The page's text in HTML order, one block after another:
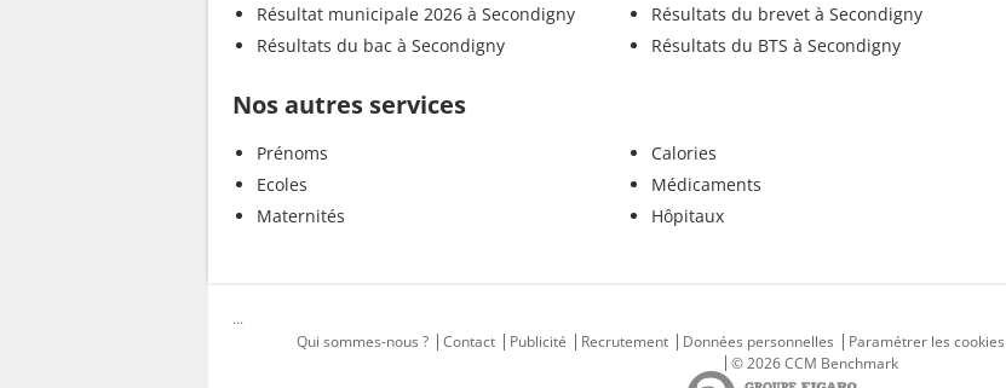
Résultat municipale 2026 à Secondigny
Résultats du bac à Secondigny
Résultats du brevet à Secondigny
Résultats du BTS à Secondigny
Nos autres services
Prénoms
Ecoles
Maternités
Calories
Médicaments
Hôpitaux
...
Qui sommes-nous ?
Contact Publicité Recrutement Données personnelles Paramétrer les cookies
© 2026 CCM Benchmark